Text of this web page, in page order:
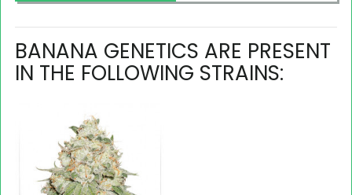
BANANA GENETICS ARE PRESENT
IN THE FOLLOWING STRAINS: